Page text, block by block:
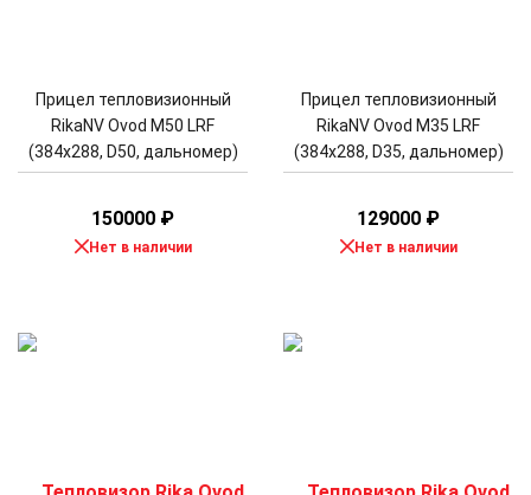
Прицел тепловизионный
RikaNV Ovod M50 LRF
(384x288, D50, дальномер)
150000 ₽
Нет в наличии
Прицел тепловизионный
RikaNV Ovod M35 LRF
(384x288, D35, дальномер)
129000 ₽
Нет в наличии